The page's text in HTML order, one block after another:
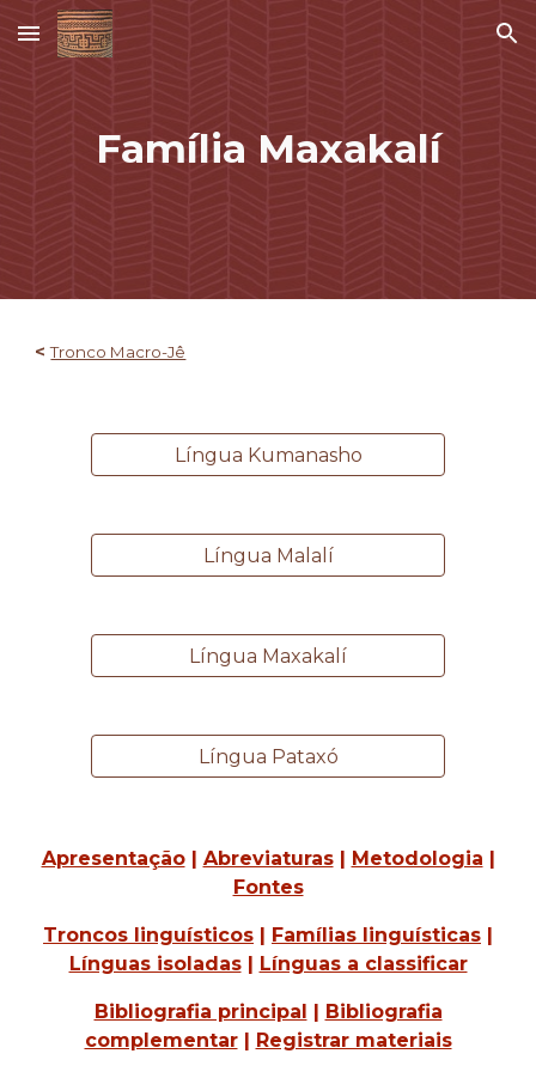
Skip to main content Skip to navigation
Família Maxakalí
< Tronco Macro-Jê
Língua Kumanasho
Língua Malalí
Língua Maxakalí
Língua Pataxó
Apresentação| Abreviaturas| Metodologia |
Fontes
Troncos linguísticos | Famílias linguísticas |
Línguas isoladas| Línguas a classificar
Bibliografia principal | Bibliografia
complementar| Registrar materiais